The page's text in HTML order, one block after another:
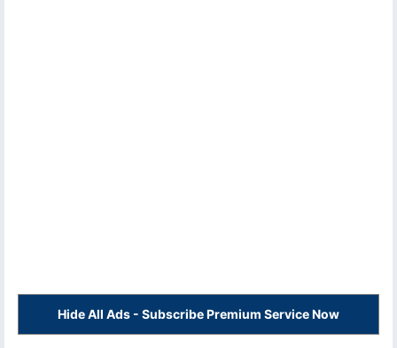
Hide All Ads - Subscribe Premium Service Now